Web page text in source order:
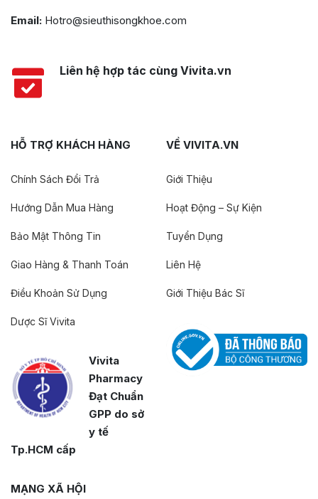
Email: Hotro@sieuthisongkhoe.com
Liên hệ hợp tác cùng Vivita.vn
HỖ TRỢ KHÁCH HÀNG
Chính Sách Đổi Trả
Hướng Dẫn Mua Hàng
Bảo Mật Thông Tin
Giao Hàng & Thanh Toán
Điều Khoản Sử Dụng
Dược Sĩ Vivita
Vivita
Pharmacy
Đạt Chuẩn
GPP do sở
y tế
Tp.HCM cấp
VỀ VIVITA.VN
Giới Thiệu
Hoạt Động – Sự Kiện
Tuyển Dụng
Liên Hệ
Giới Thiệu Bác Sĩ
MẠNG XÃ HỘI